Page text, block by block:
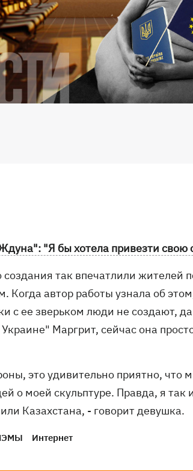
"Я бы хотела привезти свою
так впечатлили жителей
Когда автор работы узнала об
с ее зверьком люди не создают,
Маргрит, сейчас она
это удивительно приятно, что
о моей скульптуре. Правда, я так
Казахстана, - говорит девушка.
Интернет